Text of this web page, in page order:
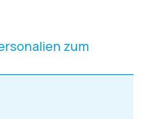
zum